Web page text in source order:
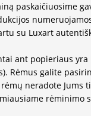
paskaičiuosime
su Luxart
ant popieriaus
Rėmus galite
neradote Jums
rėminimo